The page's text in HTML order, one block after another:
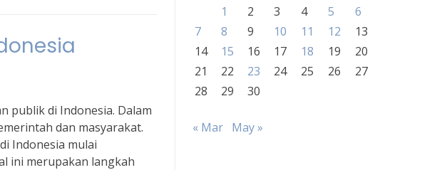
publik di Indonesia. Dalam
dan masyarakat.
Indonesia mulai
ini merupakan langkah
1
2 3 4 5
6
7
8 9 10 11 12
13
14
15 16 17 18 19
20
21
22 23 24 25 26
27
28
29 30
« Mar May »